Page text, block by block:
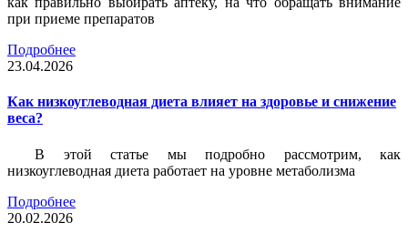
при приеме препаратов
Подробнее
23.04.2026
Как низкоуглеводная диета влияет на здоровье и снижение
веса?
В этой статье мы подробно рассмотрим, как
низкоуглеводная диета работает на уровне метаболизма
Подробнее
20.02.2026